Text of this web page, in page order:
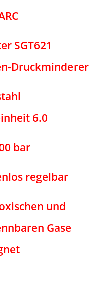
SGT621
Druckminderer
6.0
bar
regelbar
und
Gase